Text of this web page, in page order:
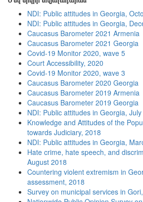
NDI: Public attitudes in Georgia,
NDI: Public attitudes in Georgia,
Caucasus Barometer 2021 Armenia
Caucasus Barometer 2021 Georgia
Covid-19 Monitor 2020, wave 5
Court Accessibility, 2020
Covid-19 Monitor 2020, wave 3
Caucasus Barometer 2020 Georgia
Caucasus Barometer 2019 Armenia
Caucasus Barometer 2019 Georgia
NDI: Public attitudes in Georgia,
Knowledge and Attitudes of the
towards Judiciary, 2018
NDI: Public attitudes in Georgia,
Hate crime, hate speech, and
August 2018
Countering violent extremism in
assessment, 2018
Survey on municipal services in